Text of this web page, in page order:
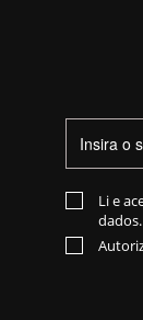
Li e
dados.